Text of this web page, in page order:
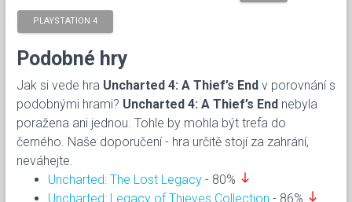
PLAYSTATION 4
Podobné hry
Jak si vede hra Uncharted 4: A Thief’s End v porovnání s
podobnými hrami? Uncharted 4: A Thief’s End nebyla
poražena ani jednou. Tohle by mohla být trefa do
černého. Naše doporučení - hra určitě stojí za zahrání,
neváhejte.
Uncharted: The Lost Legacy - 80% south
Uncharted: Legacy of Thieves Collection - 86% south